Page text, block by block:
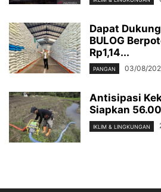
Dapat
BULOG
Rp1,14...
PANGAN 03/08/
Antisipasi
Siapkan
IKLIM & LINGKUNGAN